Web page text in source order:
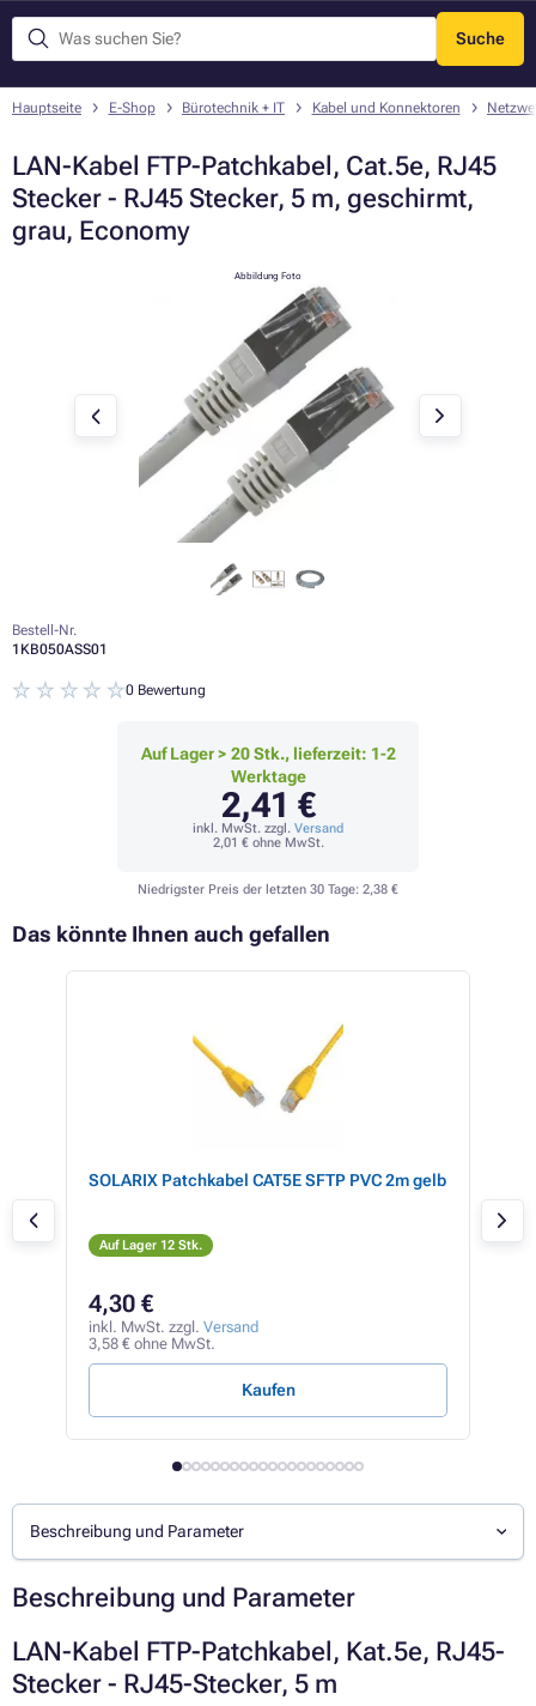
Suche
Menü
Hauptseite E-Shop Bürotechnik + IT Kabel und Konnektoren
LAN-Kabel FTP-Patchkabel, Cat.5e, RJ45
Stecker - RJ45 Stecker, 5 m, geschirmt,
grau, Economy
Abbildung Foto
Bestell-Nr.
1KB050ASS01
0 Bewertung
Auf Lager > 20 Stk., lieferzeit: 1-2
Werktage
2,41 €
inkl. MwSt. zzgl. Versand
2,01 €ohne MwSt.
Niedrigster Preis der letzten 30 Tage: 2,38 €
Das könnte Ihnen auch gefallen
SOLARIX Patchkabel CAT5E SFTP PVC 2m gelb
Auf Lager 12 Stk.
4,30 €
inkl. MwSt. zzgl. Versand
3,58 € ohne MwSt.
Kaufen
Beschreibung und Parameter
Beschreibung und Parameter
LAN-Kabel FTP-Patchkabel, Kat.5e, RJ45-
Stecker - RJ45-Stecker, 5 m